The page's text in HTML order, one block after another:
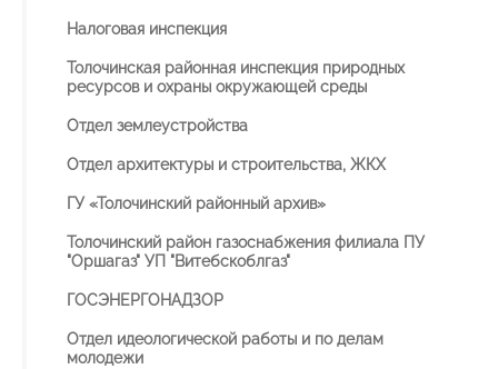
Налоговая инспекция
Толочинская районная инспекция природных
ресурсов и охраны окружающей среды
Отдел землеустройства
Отдел архитектуры и строительства, ЖКХ
ГУ «Толочинский районный архив»
Толочинский район газоснабжения филиала ПУ
"Оршагаз" УП "Витебскоблгаз"
ГОСЭНЕРГОНАДЗОР
Отдел идеологической работы и по делам
молодежи